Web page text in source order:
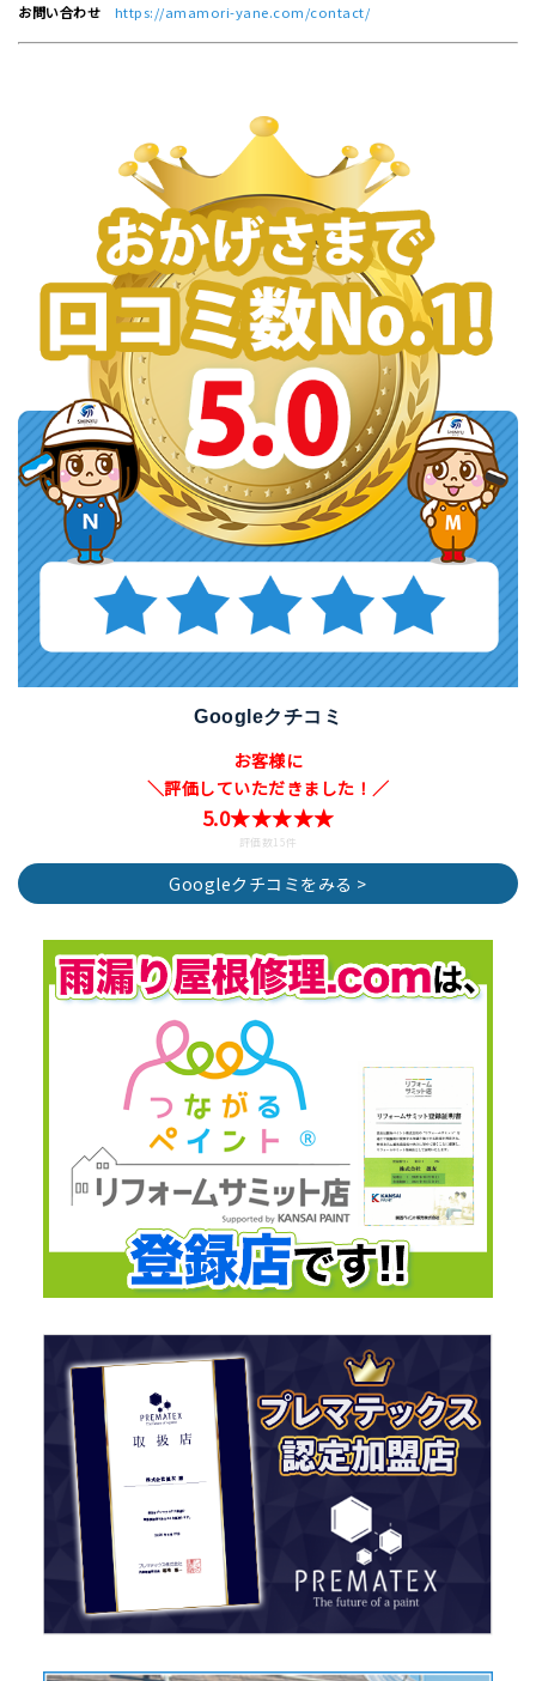
お問い合わせ
https://amamori-yane.com/contact/
Googleクチコミ
お客様に
＼評価していただきました！／
5.0★★★★★
評価数15件
Googleクチコミをみる >